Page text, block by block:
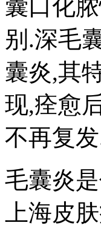
囊口化
别.深毛
囊炎,其
现,痊愈
不再复
毛囊炎
上海皮